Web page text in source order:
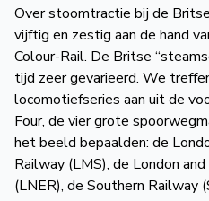
Over stoomtractie bij de
vijftig en zestig aan de hand
Colour-Rail. De Britse
tijd zeer gevarieerd. We
locomotiefseries aan uit de
Four, de vier grote
het beeld bepaalden: de
Railway (LMS), de London
(LNER), de Southern Railway